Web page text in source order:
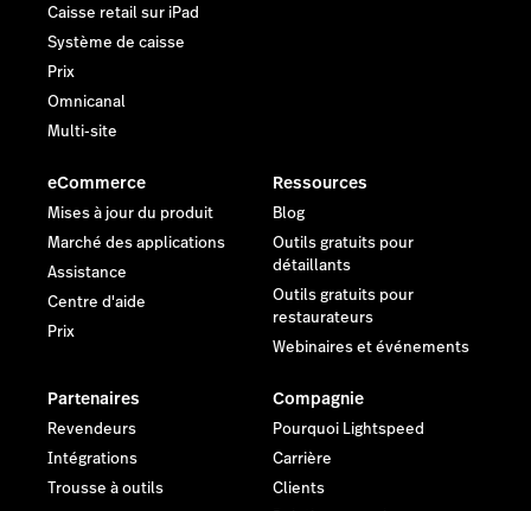
Caisse retail sur iPad
Système de caisse
Prix
Omnicanal
Multi-site
eCommerce
Mises à jour du produit
Marché des applications
Assistance
Centre d'aide
Prix
Ressources
Blog
Outils gratuits pour
détaillants
Outils gratuits pour
restaurateurs
Webinaires et événements
Partenaires
Revendeurs
Intégrations
Trousse à outils
Compagnie
Pourquoi Lightspeed
Carrière
Clients